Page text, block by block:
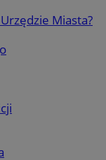
Miasta?